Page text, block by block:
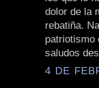
dolor de la
rebatiña.
patriotismo
saludos
4 DE